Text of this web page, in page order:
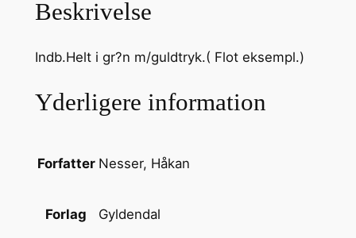
a
Beskrivelse
Indb.Helt i gr?n m/guldtryk.( Flot eksempl.)
Yderligere information
Forfatter Nesser, Håkan
Forlag Gyldendal